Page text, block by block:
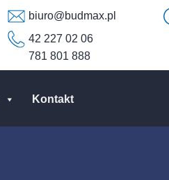
biuro@budmax.pl
42 227 02 06
781 801 888
Kontakt